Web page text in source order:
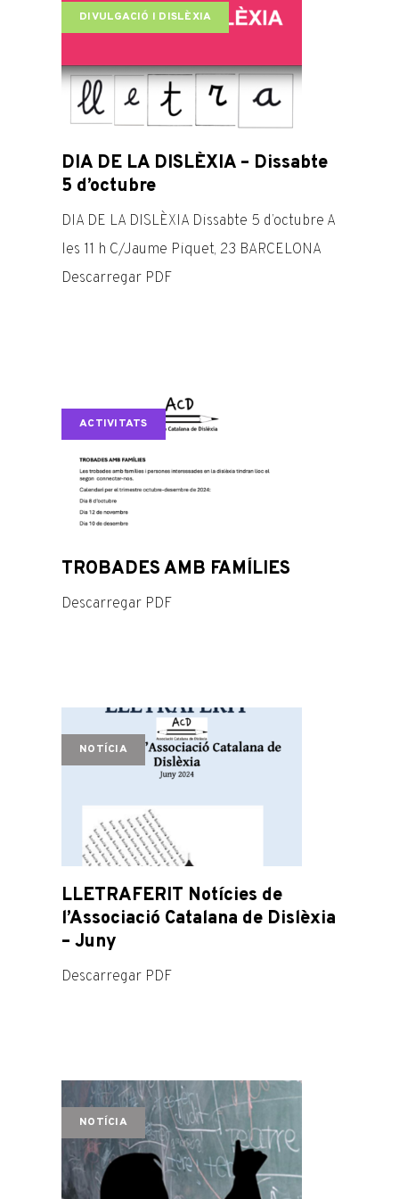
DIVULGACIÓ I DISLÈXIA
DIA DE LA DISLÈXIA – Dissabte
5 d’octubre
DIA DE LA DISLÈXIA Dissabte 5 d’octubre A
les 11 h C/Jaume Piquet, 23 BARCELONA
Descarregar PDF
ACTIVITATS
TROBADES AMB FAMÍLIES
Descarregar PDF
NOTÍCIA
LLETRAFERIT Notícies de
l’Associació Catalana de Dislèxia
– Juny
Descarregar PDF
NOTÍCIA